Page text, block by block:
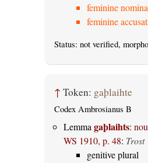
feminine
feminine
Status: not verified,
↑ Token: gaþlaihte
Codex Ambrosianus B
Lemmagaþlaihts:
WS 1910, p. 48: Trost
genitive plural